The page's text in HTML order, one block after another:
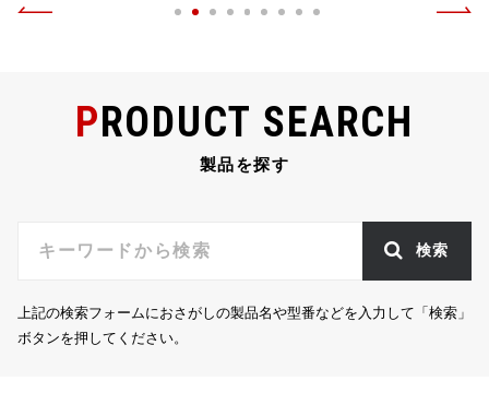
PRODUCT SEARCH
製品を探す
検索
上記の検索フォームにおさがしの製品名や型番などを入力して「検索」
ボタンを押してください。